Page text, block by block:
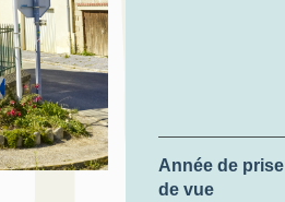
Année de prise
de vue